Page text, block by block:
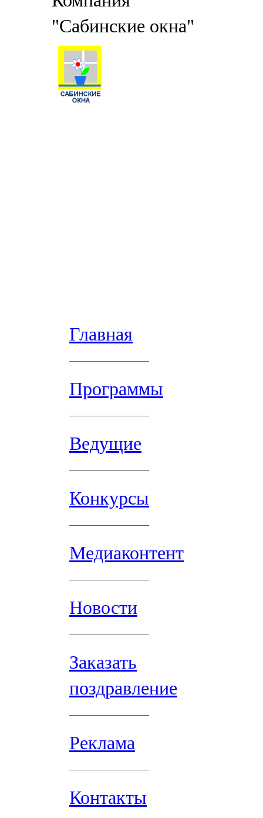
"Сабинские окна"
Главная
Программы
Ведущие
Конкурсы
Медиаконтент
Новости
Заказать
поздравление
Реклама
Контакты